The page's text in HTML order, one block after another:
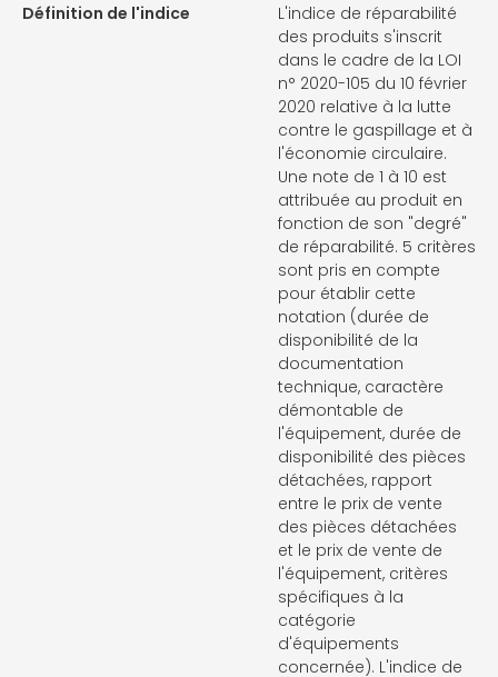
Définition de l'indice
L'indice de réparabilité
des produits s'inscrit
dans le cadre de la LOI
n° 2020-105 du 10 février
2020 relative à la lutte
contre le gaspillage et à
l'économie circulaire.
Une note de 1 à 10 est
attribuée au produit en
fonction de son "degré"
de réparabilité. 5 critères
sont pris en compte
pour établir cette
notation (durée de
disponibilité de la
documentation
technique, caractère
démontable de
l'équipement, durée de
disponibilité des pièces
détachées, rapport
entre le prix de vente
des pièces détachées
et le prix de vente de
l'équipement, critères
spécifiques à la
catégorie
d'équipements
concernée). L'indice de